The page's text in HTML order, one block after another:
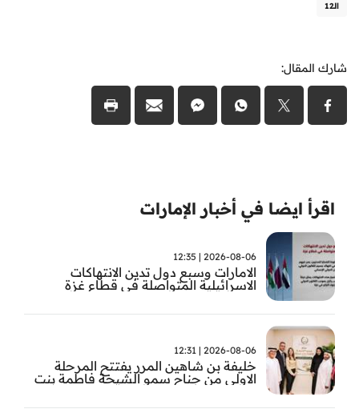
الـ12
شارك المقال:
اقرأ ايضا في أخبار الإمارات
2026-08-06 | 12:35
الامارات وسبع دول تدين الانتهاكات
الاسرائيلية المتواصلة في قطاع غزة
2026-08-06 | 12:31
خليفة بن شاهين المرر يفتتح المرحلة
الاولى من جناح سمو الشيخة فاطمة بنت
مستشفى المقاصد